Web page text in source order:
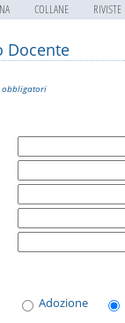
COLLANE RIVISTE
Docente
obbligatori
Adozione